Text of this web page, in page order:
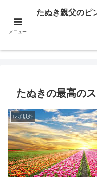
ハードサービス嬢を
たぬき親父のピン
たぬきの最高の
レポ以外
メニュー
たぬき親父のピ